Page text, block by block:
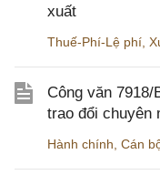
xuất
Thuế-Phí-Lệ phí
Công văn 7918/
trao đổi chuyên
Hành chính Cán